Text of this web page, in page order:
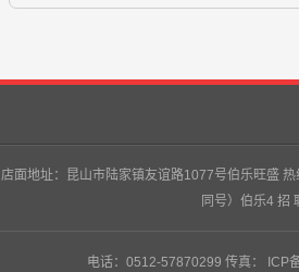
店面地址：昆山市陆家镇友谊路1077号伯乐旺盛
同号）伯乐4 招
电话：0512-57870299 传真： ICP备